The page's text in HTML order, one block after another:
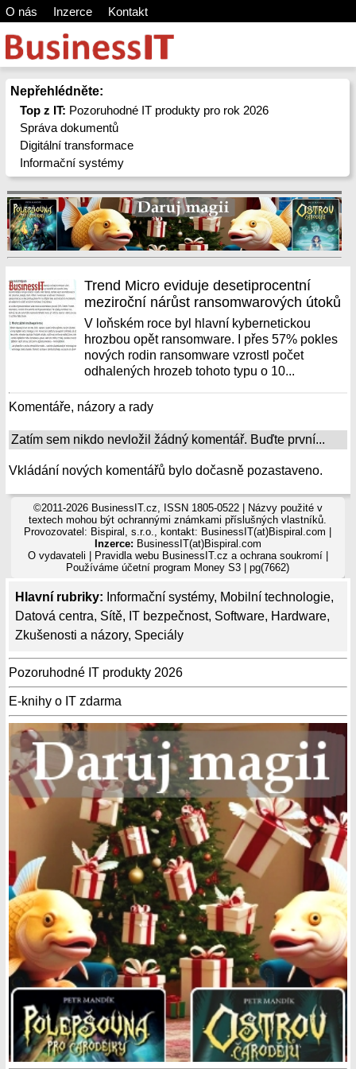
O nás Inzerce Kontakt
Nepřehlédněte:
Top z IT: Pozoruhodné IT produkty pro rok 2026
Správa dokumentů
Digitální transformace
Informační systémy
Hlavní rubriky: Informační systémy, Mobilní technologie,
Datová centra, Sítě, IT bezpečnost, Software, Hardware,
Zkušenosti a názory, Speciály
Pozoruhodné IT produkty 2026
E-knihy o IT zdarma
Trend Micro eviduje desetiprocentní
meziroční nárůst ransomwarových útoků
V loňském roce byl hlavní kybernetickou
hrozbou opět ransomware. I přes 57% pokles
nových rodin ransomware vzrostl počet
odhalených hrozeb tohoto typu o 10...
Komentáře, názory a rady
Zatím sem nikdo nevložil žádný komentář. Buďte první...
Vkládání nových komentářů bylo dočasně pozastaveno.
©2011-2026 BusinessIT.cz, ISSN 1805-0522 | Názvy použité v
textech mohou být ochrannými známkami příslušných vlastníků.
Provozovatel: Bispiral, s.r.o., kontakt: BusinessIT(at)Bispiral.com |
Inzerce: BusinessIT(at)Bispiral.com
O vydavateli
Pravidla webu BusinessIT.cz a ochrana soukromí|
Používámeúčetní program Money S3 | pg(7662)